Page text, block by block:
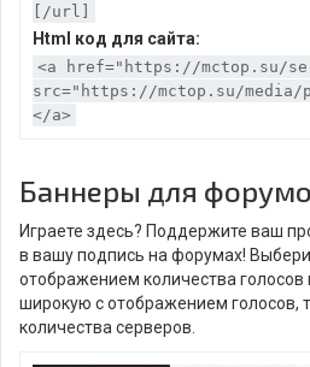
[/url]
Html код для сайта:
<a href="https://mctop.su/
src="https://mctop.su/media/
</a>
Баннеры для
Играете здесь? Поддержите ваш
в вашу подпись на форумах!
отображением количества
широкую с отображением голосов,
количества серверов.